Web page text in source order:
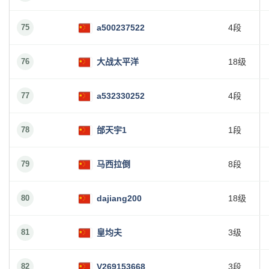
75 a500237522 4段
76 大战太平洋 18级
77 a532330252 4段
78 邰天宇1 1段
79 马西拉倒 8段
80 dajiang200 18级
81 皇均夫 3级
82 V269153668 3段